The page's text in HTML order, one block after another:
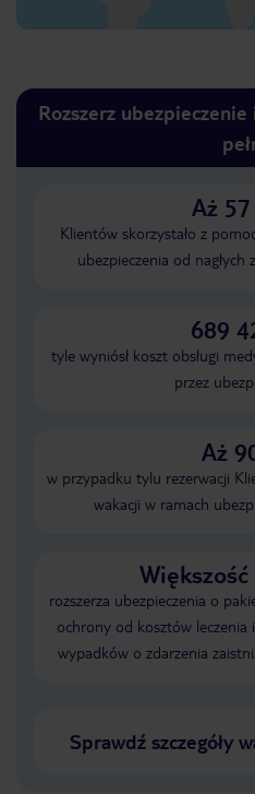
Rozszerz
Aż 57
Klientów skorzystało z
ubezpieczenia od
689
tyle wyniósł koszt obsługi
przez
Aż
w przypadku tylu rezerwacji
wakacji w ramach
rozszerza ubezpieczenia o
ochrony od kosztów leczenia
wypadków o zdarzenia
Sprawdź szczegóły